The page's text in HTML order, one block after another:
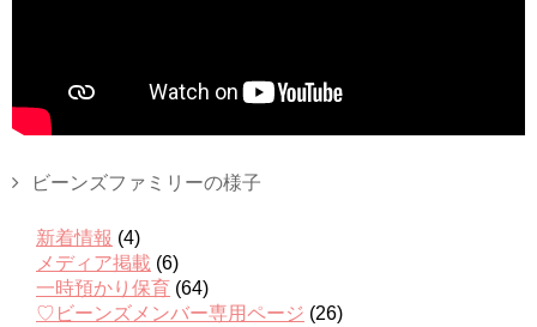
ビーンズファミリーの様子
新着情報 (4)
メディア掲載 (6)
一時預かり保育 (64)
♡ビーンズメンバー専用ページ (26)